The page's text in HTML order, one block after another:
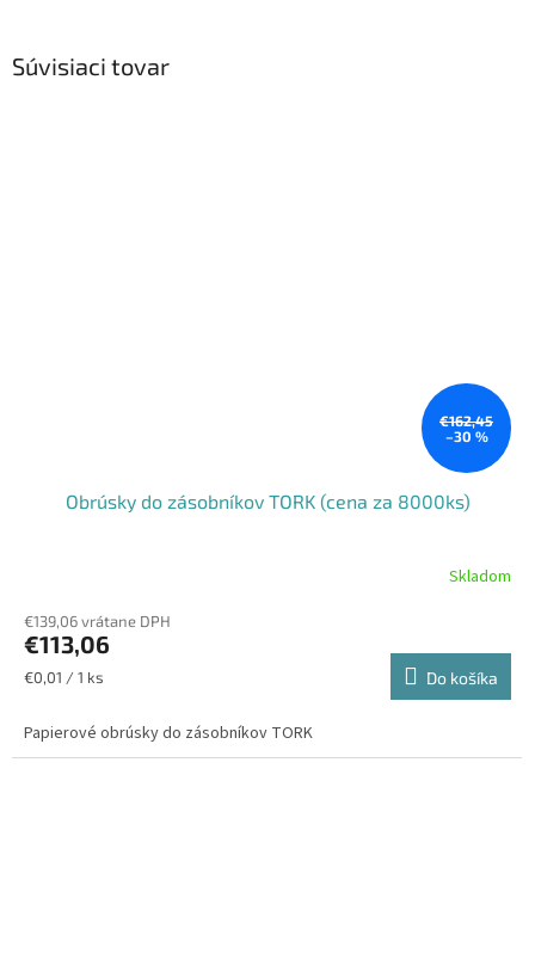
Súvisiaci tovar
€162,45
–30 %
Obrúsky do zásobníkov TORK (cena za 8000ks)
Skladom
€139,06 vrátane DPH
€113,06
Jednotková
€0,01 / 1 ks Do košíka
Papierové obrúsky do zásobníkov TORK